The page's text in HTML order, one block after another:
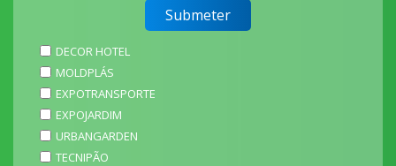
DECOR HOTEL
MOLDPLÁS
EXPOTRANSPORTE
EXPOJARDIM
URBANGARDEN
TECNIPÃO